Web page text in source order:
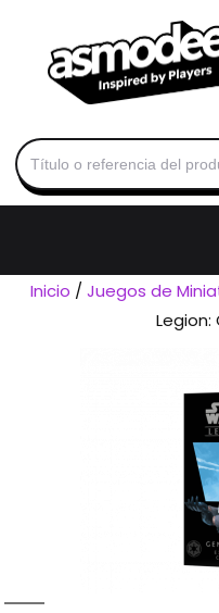
Buscar:
Inicio /Juegos de
Legion: